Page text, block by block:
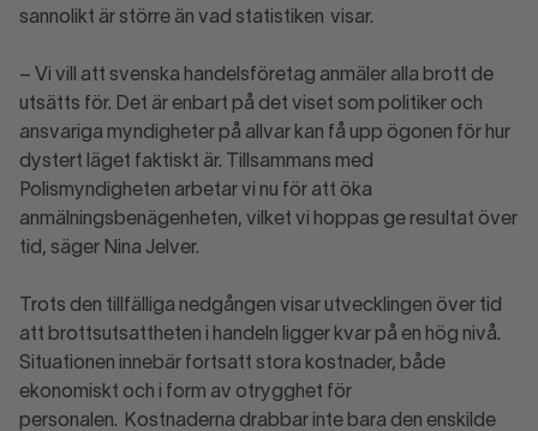
sannolikt är större än vad statistiken visar.
– Vi vill att svenska handelsföretag anmäler alla brott de
utsätts för. Det är enbart på det viset som politiker och
ansvariga myndigheter på allvar kan få upp ögonen för hur
dystert läget faktiskt är. Tillsammans med
Polismyndigheten arbetar vi nu för att öka
anmälningsbenägenheten, vilket vi hoppas ge resultat över
tid, säger Nina Jelver.
Trots den tillfälliga nedgången visar utvecklingen över tid
att brottsutsattheten i handeln ligger kvar på en hög nivå.
Situationen innebär fortsatt stora kostnader, både
ekonomiskt och i form av otrygghet för
personalen. Kostnaderna drabbar inte bara den enskilde